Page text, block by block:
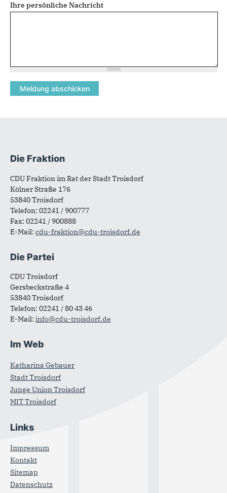
Ihre persönliche Nachricht
Fußbereich
Die Fraktion
CDU Fraktion im Rat der Stadt Troisdorf
Kölner Straße 176
53840 Troisdorf
Telefon: 02241 / 900777
Fax: 02241 / 900888
E-Mail: cdu-fraktion@cdu-troisdorf.de
Die Partei
CDU Troisdorf
Gersbeckstraße 4
53840 Troisdorf
Telefon: 02241 / 80 43 46
E-Mail: info@cdu-troisdorf.de
Im Web
Katharina Gebauer
Stadt Troisdorf
Junge Union Troisdorf
MIT Troisdorf
Links
Impressum
Kontakt
Sitemap
Datenschutz